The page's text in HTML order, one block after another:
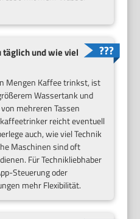
und wie viel
Mengen Kaffee trinkst, ist
Wassertank und
mehreren Tassen
reicht eventuell
auch, wie viel Technik
Maschinen sind oft
Für Technikliebhaber
Steuerung oder
mehr Flexibilität.